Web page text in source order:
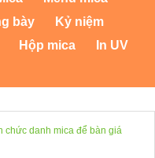
bày
Kỷ niệm
Hộp mica
In UV
chức danh mica để bàn giá